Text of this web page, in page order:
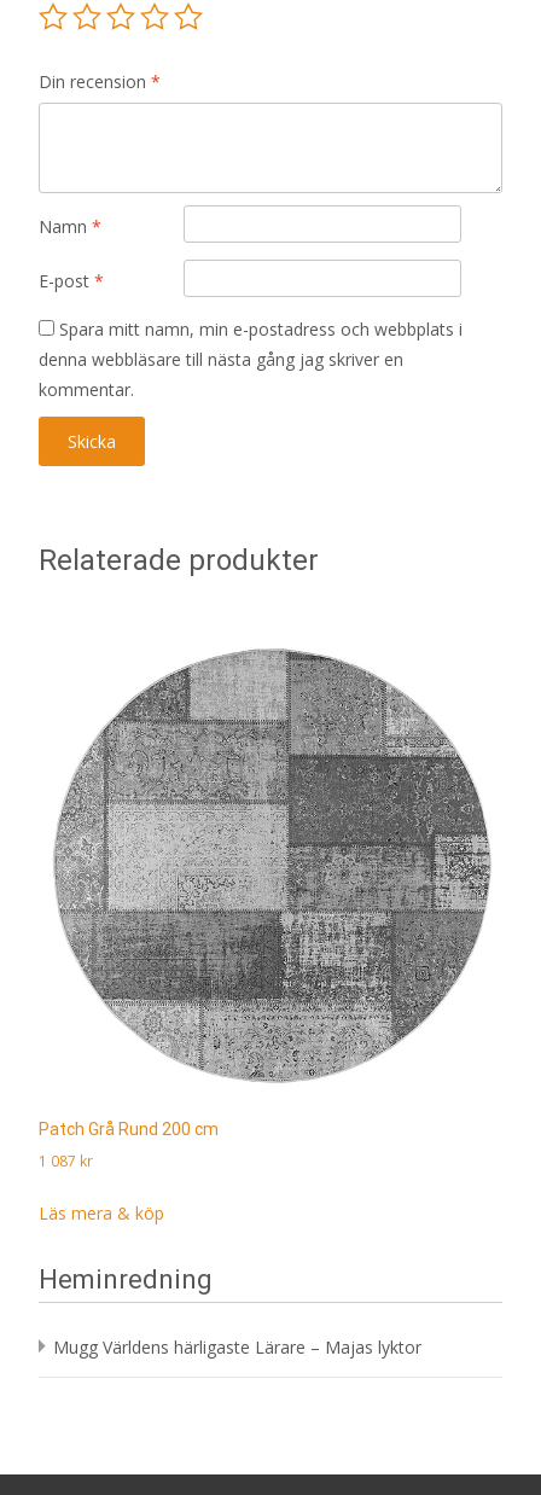
Din recension *
Namn *
E-post *
Spara mitt namn, min e-postadress och webbplats i
denna webbläsare till nästa gång jag skriver en
kommentar.
Relaterade produkter
Patch Grå Rund 200 cm
1 087 kr
Läs mera & köp
Heminredning
Mugg Världens härligaste Lärare – Majas lyktor